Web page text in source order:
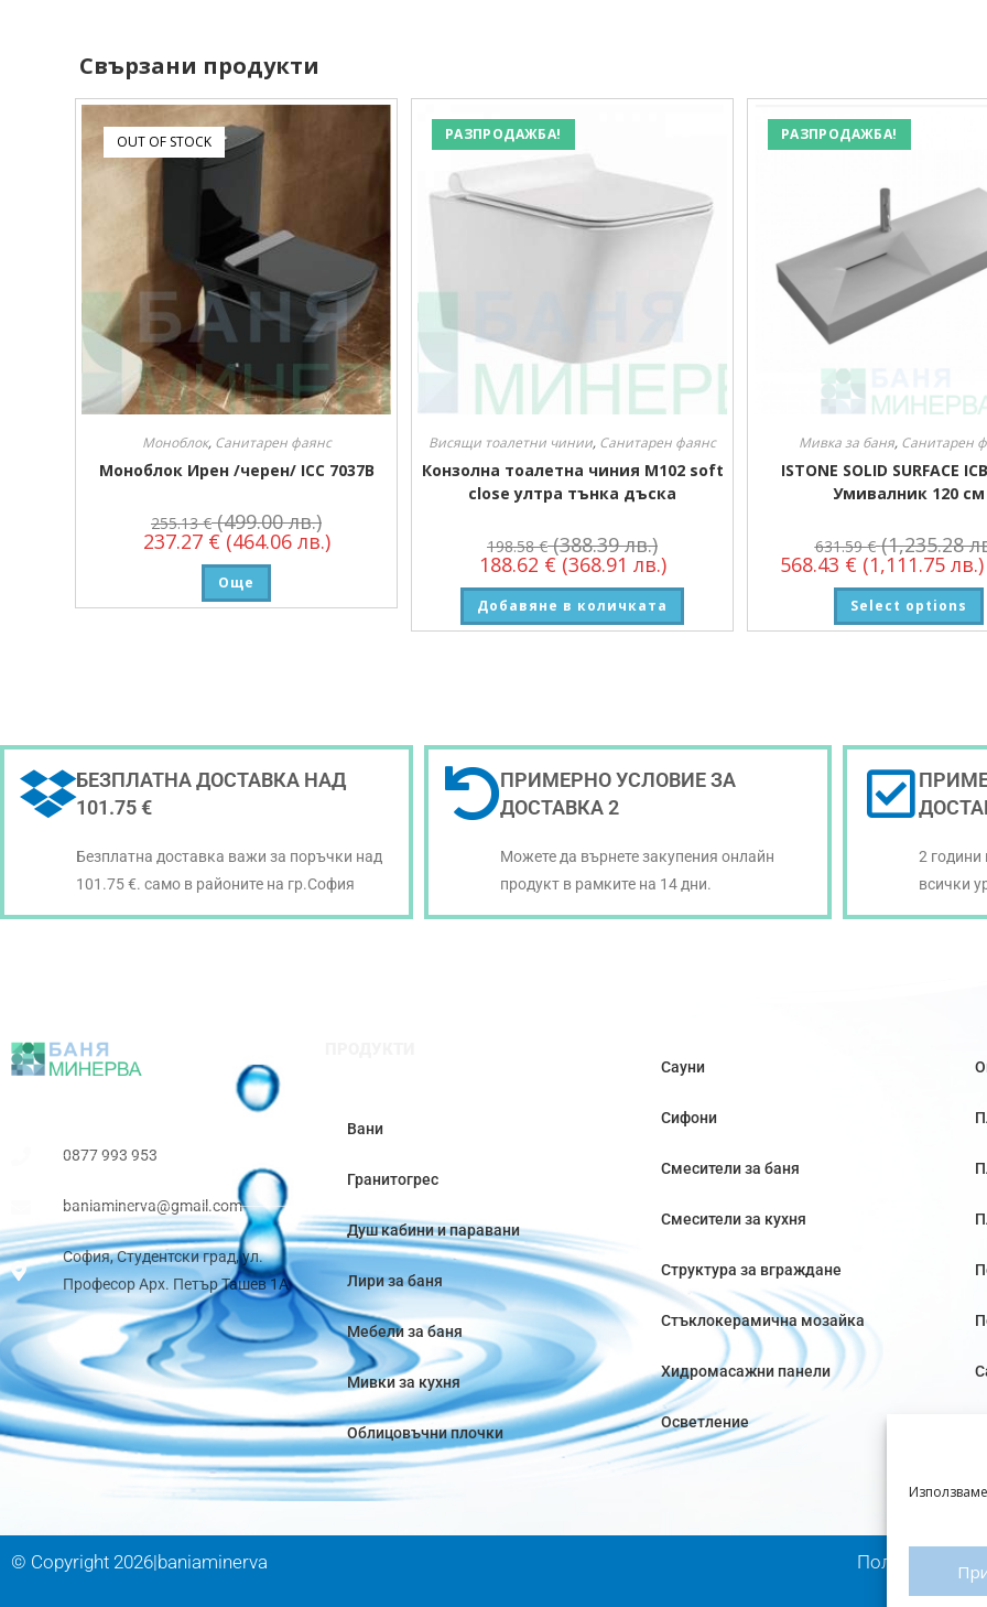
Свързани продукти
OUT OF STOCK
Моноблок, Санитарен фаянс
Моноблок Ирен /черен/ ICC 7037B
255.13€ (499.00 лв.)
237.27 € (464.06 лв.)
Още
РАЗПРОДАЖБА!
Висящи тоалетни чинии, Санитарен фаянс
Конзолна тоалетна чиния М102 soft
close ултра тънка дъска
198.58€ (388.39 лв.)
188.62 € (368.91 лв.)
Добавяне в количката
РАЗПРОДАЖБА!
Мивка за баня, Санитарен
ISTONE SOLID SURFACE
Умивалник 120 см
631.59€ (1,235.28
568.43 € (1,111.75 лв.)
Select options
БЕЗПЛАТНА ДОСТАВКА НАД
101.75 €
Безплатна доставка важи за поръчки над
101.75 €. само в районите на гр.София
ПРИМЕРНО УСЛОВИЕ ЗА
ДОСТАВКА 2
Можете да върнете закупения онлайн
продукт в рамките на 14 дни.
2
всички
0877 993 953
baniaminerva@gmail.com
София, Студентски град, ул.
Професор Арх. Петър Ташев 1А
Вани
Гранитогрес
Душ кабини и паравани
Лири за баня
Мебели за баня
Мивки за кухня
Облицовъчни плочки
Сауни
Сифони
Смесители за баня
Смесители за кухня
Структура за вграждане
Стъклокерамична мозайка
Хидромасажни панели
Осветление
© Copyright 2026|baniaminerva Политика за